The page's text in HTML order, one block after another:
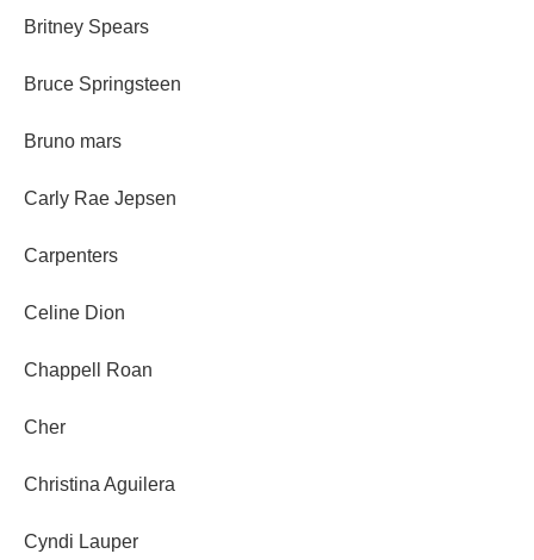
Britney Spears
Bruce Springsteen
Bruno mars
Carly Rae Jepsen
Carpenters
Celine Dion
Chappell Roan
Cher
Christina Aguilera
Cyndi Lauper